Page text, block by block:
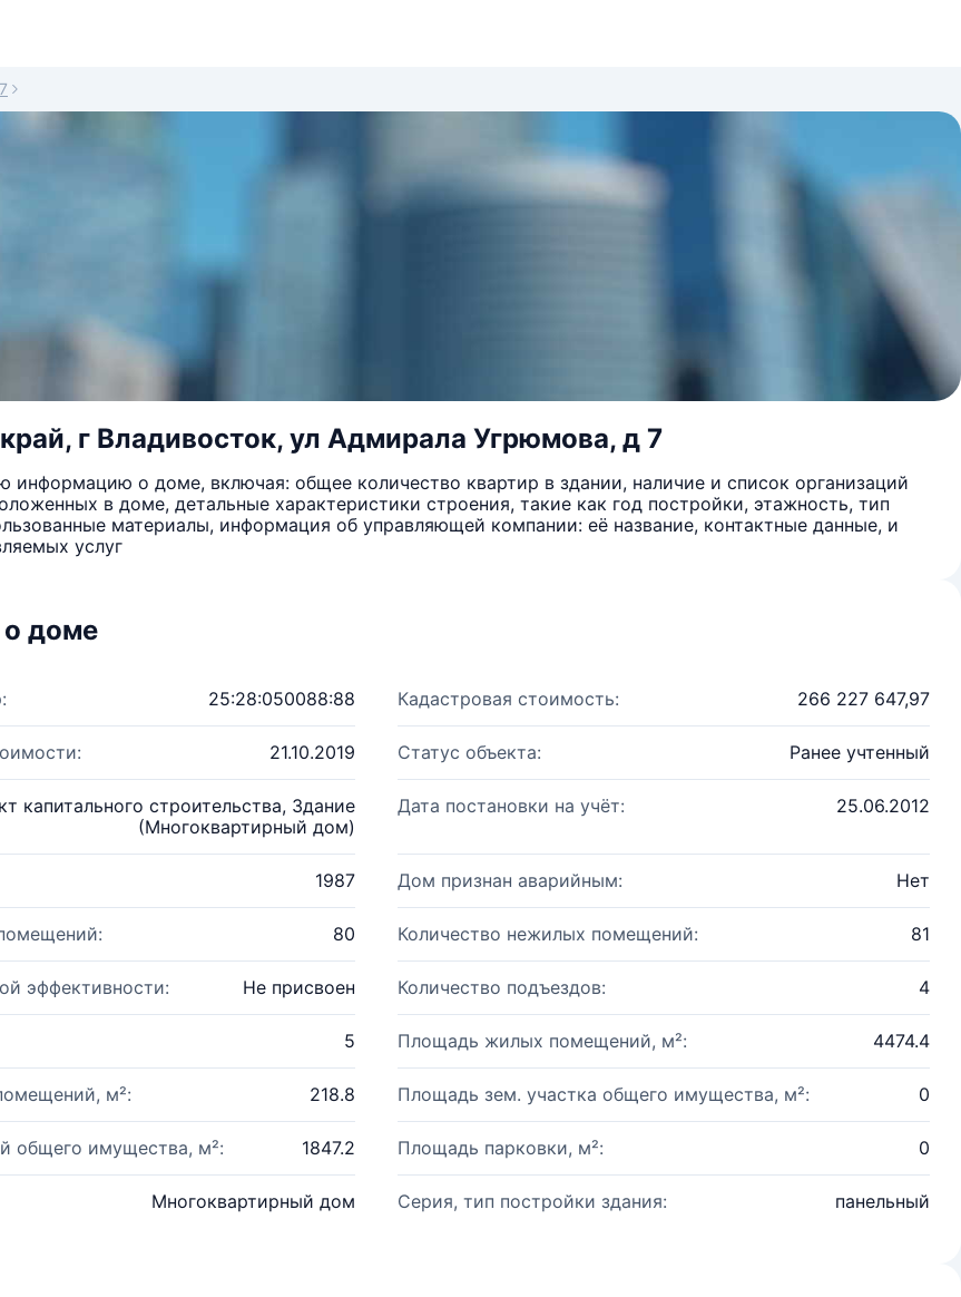
7
г Владивосток, ул Адмирала Угрюмова, д 7
информацию о доме, включая: общее количество квартир в здании, наличие и список организаций
в доме, детальные характеристики строения, такие как год постройки, этажность, тип
материалы, информация об управляющей компании: её название, контактные данные, и
услуг
доме
25:28:050088:88 Кадастровая стоимость: 266 227 647,97
21.10.2019 Статус объекта: Ранее учтенный
капитального строительства, Здание
(Многоквартирный дом)
Дата постановки на учёт: 25.06.2012
1987 Дом признан аварийным: Нет
80 Количество нежилых помещений: 81
эффективности: Не присвоен Количество подъездов: 4
5 Площадь жилых помещений, м²: 4474.4
м²: 218.8 Площадь зем. участка общего имущества, м²: 0
общего имущества, м²: 1847.2 Площадь парковки, м²: 0
Многоквартирный дом Серия, тип постройки здания: панельный